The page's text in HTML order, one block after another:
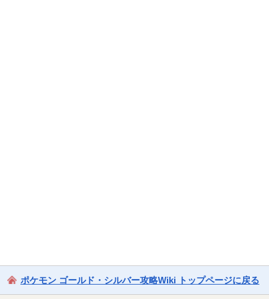
ポケモン ゴールド・シルバー攻略Wiki トップページに戻る